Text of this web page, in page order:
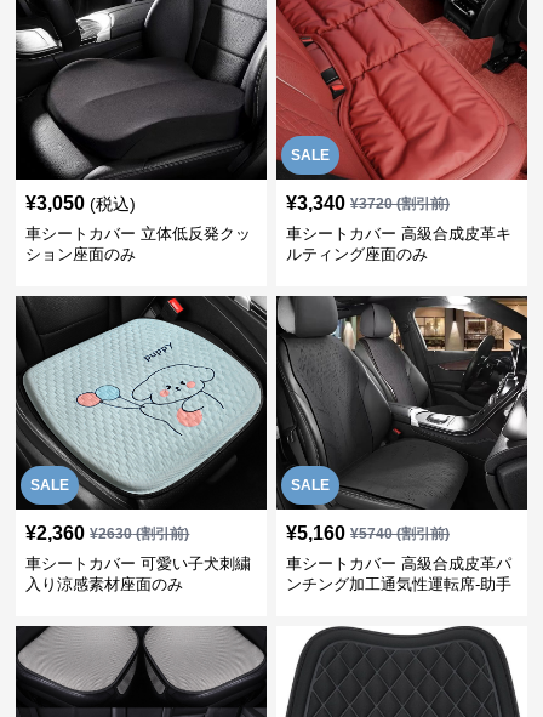
¥3,050 (税込)
車シートカバー 立体低反発クッ
ション座面のみ
SALE
¥3,340 ¥3720(割引前)
車シートカバー 高級合成皮革キ
ルティング座面のみ
SALE
¥2,360 ¥2630(割引前)
車シートカバー 可愛い子犬刺繍
入り涼感素材座面のみ
SALE
¥5,160 ¥5740(割引前)
車シートカバー 高級合成皮革パ
ンチング加工通気性運転席-助手